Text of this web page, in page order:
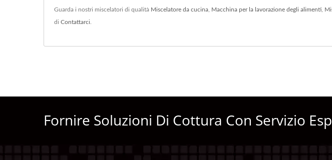
Guarda i nostri miscelatori di qualità Miscelatore da cucina Macchina per la lavorazione degli alimenti
di Contattarci
Fornire Soluzioni Di Cottura Con Servizio